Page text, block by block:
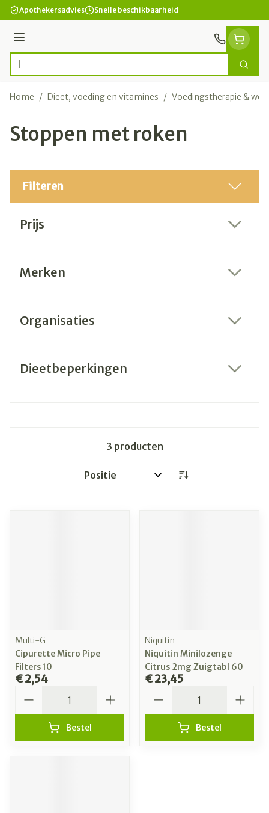
Ga naar de inhoud
Apothekersadvies Snelle beschikbaarheid
Menu
Product, merk, categorie... Zoek
Home / Dieet, voeding en vitamines / Voedingstherapie &
Stoppen met roken
Filteren
Prijs
Merken
Organisaties
Dieetbeperkingen
3 producten
Sorteer op:
Multi-G
Cipurette Micro Pipe
Filters 10
€ 2,54
Bestel
Niquitin
Niquitin Minilozenge
Citrus 2mg Zuigtabl 60
€ 23,45
Bestel